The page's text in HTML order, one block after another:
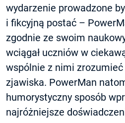
wydarzenie prowadzone
i fikcyjną postać –
zgodnie ze swoim
wciągał uczniów w
wspólnie z nimi zrozumieć
zjawiska. PowerMan
humorystyczny sposób
najróżniejsze